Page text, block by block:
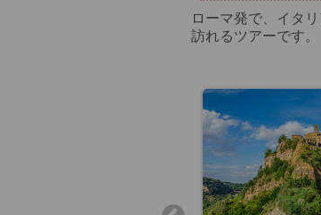
ローマ発で、イタ
訪れるツアーです。